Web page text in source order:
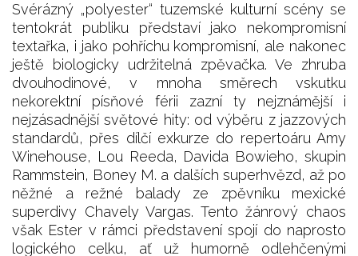
Svérázný „polyester“ tuzemské kulturní scény se
tentokrát publiku představí jako nekompromisní
textařka, i jako pohříchu kompromisní, ale nakonec
ještě biologicky udržitelná zpěvačka. Ve zhruba
dvouhodinové, v mnoha směrech vskutku
nekorektní písňové férii zazní ty nejznámější i
nejzásadnější světové hity: od výběru z jazzových
standardů, přes dílčí exkurze do repertoáru Amy
Winehouse, Lou Reeda, Davida Bowieho, skupin
Rammstein, Boney M. a dalších superhvězd, až po
něžné a režné balady ze zpěvníku mexické
superdivy Chavely Vargas. Tento žánrový chaos
však Ester v rámci představení spojí do naprosto
logického celku, ať už humorně odlehčenými